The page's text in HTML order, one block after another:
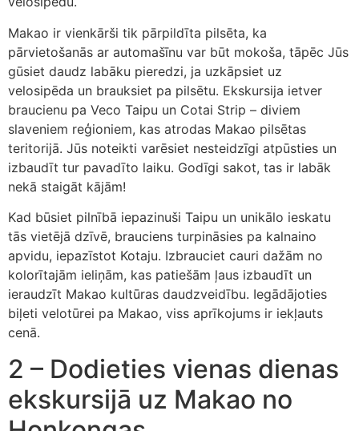
Makao ir vienkārši tik pārpildīta pilsēta, ka
pārvietošanās ar automašīnu var būt mokoša, tāpēc Jūs
gūsiet daudz labāku pieredzi, ja uzkāpsiet uz
velosipēda un brauksiet pa pilsētu. Ekskursija ietver
braucienu pa Veco Taipu un Cotai Strip – diviem
slaveniem reģioniem, kas atrodas Makao pilsētas
teritorijā. Jūs noteikti varēsiet nesteidzīgi atpūsties un
izbaudīt tur pavadīto laiku. Godīgi sakot, tas ir labāk
nekā staigāt kājām!
Kad būsiet pilnībā iepazinuši Taipu un unikālo ieskatu
tās vietējā dzīvē, brauciens turpināsies pa kalnaino
apvidu, iepazīstot Kotaju. Izbrauciet cauri dažām no
kolorītajām ieliņām, kas patiešām ļaus izbaudīt un
ieraudzīt Makao kultūras daudzveidību. Iegādājoties
biļeti velotūrei pa Makao, viss aprīkojums ir iekļauts
cenā.
2 – Dodieties vienas dienas
ekskursijā uz Makao no